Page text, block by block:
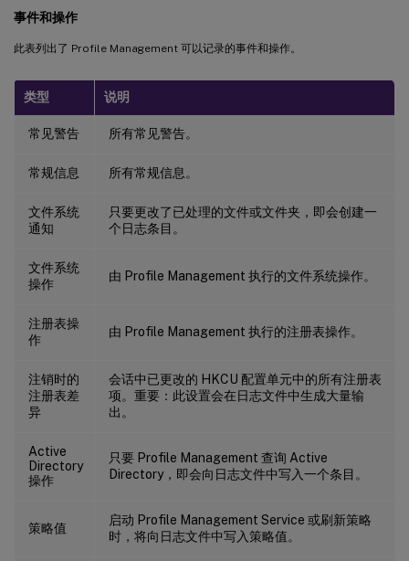
事件和操作
此表列出了 Profile Management 可以记录的事件和操作。
类型 说明
常见警告 所有常见警告。
常规信息 所有常规信息。
文件系统
通知
只要更改了已处理的文件或文件夹，即会创建一
个日志条目。
文件系统
操作
由 Profile Management 执行的文件系统操作。
注册表操
作
由 Profile Management 执行的注册表操作。
注销时的
注册表差
异
会话中已更改的 HKCU 配置单元中的所有注册表
项。重要：此设置会在日志文件中生成大量输
出。
Active
Directory
操作
只要 Profile Management 查询 Active
Directory，即会向日志文件中写入一个条目。
策略值
启动 Profile Management Service 或刷新策略
时，将向日志文件中写入策略值。